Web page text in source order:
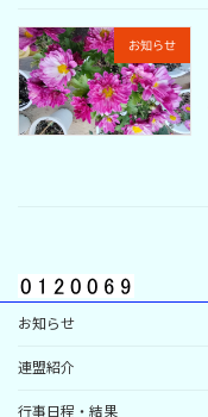
お知らせ
お知らせ
連盟紹介
行事日程・結果